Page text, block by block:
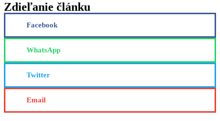
Zdieľanie článku
Facebook
WhatsApp
Twitter
Email